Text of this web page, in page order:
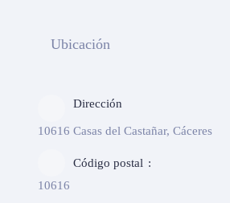
Ubicación
Dirección
10616 Casas del Castañar, Cáceres
Código postal
10616